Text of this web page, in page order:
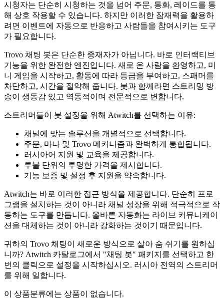
시청자는 단순히 시청하는 것을 넘어 주문, 통화, 레이드를 통
해 상호 작용할 수 있습니다. 하지만 이러한 잠재력을 활용하
려면 이벤트에 자동으로 반응하고 사람들을 참여시키는 도구
가 필요합니다.
Trovo 채팅 봇은 단순한 중재자가 아닙니다. 바로 인터랙티브
기능을 위한 완전한 엔진입니다. 새로 온 사람을 환영하고, 미
니 게임을 시작하고, 활동에 따라 등급을 부여하고, 스패머를
차단하고, 시간을 절약해 줍니다. 봇과 함께라면 스트리밍 방
송이 생동감 있고 역동적이며 전문적으로 변합니다.
스트리머들이 봇 설정을 위해 Atwitch를 선택하는 이유:
채널에 맞는 솔루션을 개별적으로 선택합니다.
주문, 마나 및 Trovo 메커니즘과 완벽하게 통합됩니다.
러시아어 지원 및 교육을 제공합니다.
루블 단위의 투명한 가격을 제시합니다.
기능 보증 및 설정 후 지원을 약속합니다.
Atwitch는 바로 이러한 접근 방식을 제공합니다. 단순히 프로
그램을 설치하는 것이 아니라 채널 성장을 위해 적극적으로 작
동하는 도구를 만듭니다. 올바른 자동화는 라이브 커뮤니케이
션을 대체하는 것이 아니라 강화하는 것이기 때문입니다.
귀하의 Trovo 채팅이 새로운 방식으로 살아 숨 쉬기를 원하십
니까? Atwitch 카탈로그에서 "채팅 봇" 패키지를 선택하고 한
번의 클릭으로 설정을 시작하십시오. 러시아 전역의 스트리머
를 위해 일합니다.
이 상품분류에는 상품이 없습니다.